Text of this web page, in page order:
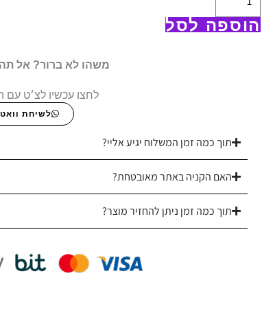
גביע
קידוש
"ויכלו.."
הוספה לסל
משהו לא ברור? אל
לחצו עכשיו לצ׳ט עם
לשיחת
תוך כמה זמן המשלוח יגיע אליי?
האם הקניה באתר מאובטחת?
תוך כמה זמן ניתן להחזיר מוצר?